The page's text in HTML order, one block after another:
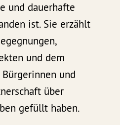
und dauerhafte
ist. Sie erzählt
und dem
und
über
gefüllt haben.